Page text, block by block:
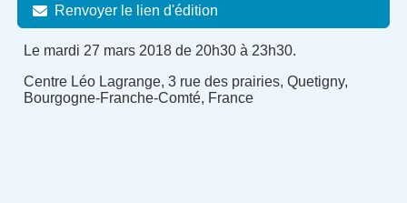
Renvoyer le lien d'édition
Le mardi 27 mars 2018 de 20h30 à 23h30.
Centre Léo Lagrange, 3 rue des prairies, Quetigny,
Bourgogne-Franche-Comté, France